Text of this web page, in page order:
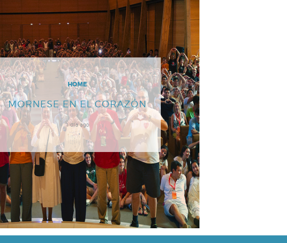
HOME
MORNESE EN EL CORAZÓN
1 día ago